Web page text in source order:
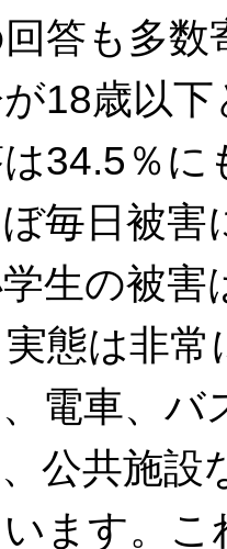
答も多
18歳以
34.5％に
毎日被
生の被
態は非常
電車、バ
公共施
ます。